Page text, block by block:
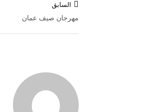
المقالات
السابق
مهرجان صيف عمان